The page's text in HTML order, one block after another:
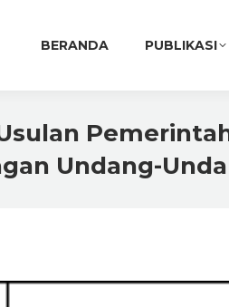
BERANDA PUBLIKASI
Undang-